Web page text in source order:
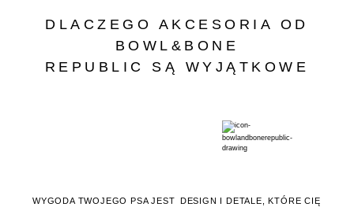
DLACZEGO AKCESORIA OD
BOWL&BONE
REPUBLIC SĄ WYJĄTKOWE
WYGODA TWOJEGO PSA JEST
DESIGN I DETALE, KTÓRE CIĘ